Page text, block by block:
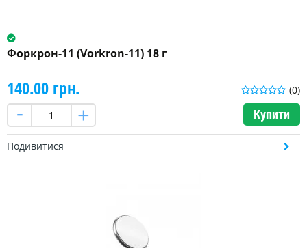
Форкрон-11 (Vorkron-11) 18 г
(0)
140.00 грн.
Купити
Подивитися